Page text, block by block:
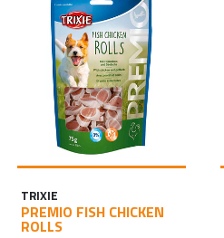
TRIXIE
PREMIO FISH CHICKEN
ROLLS